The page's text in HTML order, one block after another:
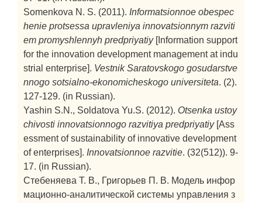
Somenkova N. S. (2011). Informatsionnoe obespec
henie protsessa upravleniya innovatsionnym razviti
em promyshlennyh predpriyatiy[Information support
for the innovation development management at indu
strial enterprise]. Vestnik Saratovskogo gosudarstve
nnogo sotsialno-ekonomicheskogo universiteta. (2).
127-129. (in Russian).
Yashin S.N., Soldatova Yu.S. (2012). Otsenka ustoy
chivosti innovatsionnogo razvitiya predpriyatiy[Ass
essment of sustainability of innovative development
of enterprises]. Innovatsionnoe razvitie. (32(512)). 9-
17. (in Russian).
Стебеняева Т. В., Григорьев П. В. Модель инфор
мационно-аналитической системы управления з